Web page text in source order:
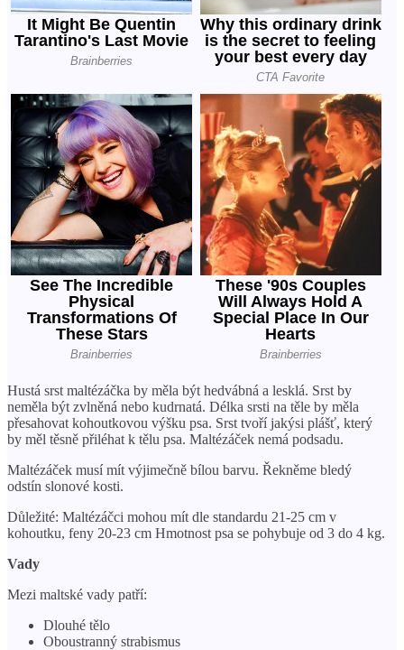
Hustá srst maltézáčka by měla být hedvábná a lesklá. Srst by
neměla být zvlněná nebo kudrnatá. Délka srsti na těle by měla
přesahovat kohoutkovou výšku psa. Srst tvoří jakýsi plášť, který
by měl těsně přiléhat k tělu psa. Maltézáček nemá podsadu.
Maltézáček musí mít výjimečně bílou barvu. Řekněme bledý
odstín slonové kosti.
Důležité: Maltézáčci mohou mít dle standardu 21-25 cm v
kohoutku, feny 20-23 cm Hmotnost psa se pohybuje od 3 do 4 kg.
Vady
Mezi maltské vady patří:
Dlouhé tělo
Oboustranný strabismus